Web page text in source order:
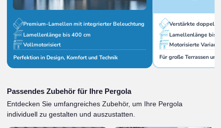
Premium-Lamellen mit integrierter Beleuchtung
Lamellenlänge bis 400 cm
Vollmotorisiert
Perfektion in Design, Komfort und Technik
Verstärkte
Lamellenlänge bis
Motorisierte
Für große Terrassen
Passendes Zubehör für Ihre Pergola
Entdecken Sie umfangreiches Zubehör, um Ihre Pergola
individuell zu gestalten und auszustatten.